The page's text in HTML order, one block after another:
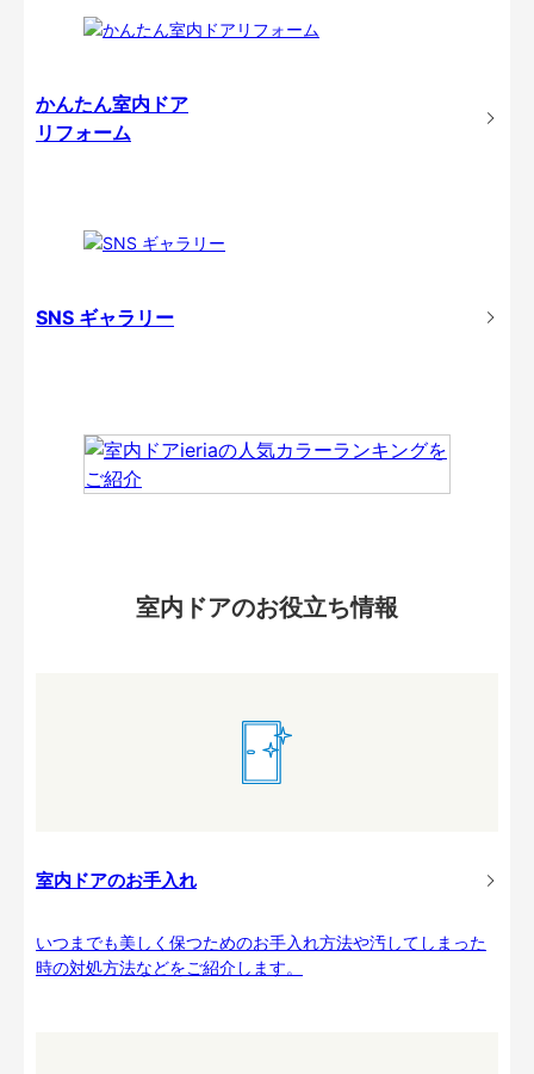
かんたん室内ドア
リフォーム
SNS ギャラリー
室内ドアのお役立ち情報
室内ドアのお手入れ
いつまでも美しく保つためのお手入れ方法や汚してしまった
時の対処方法などをご紹介します。